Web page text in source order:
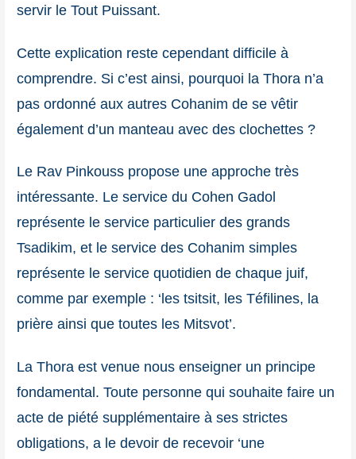
servir le Tout Puissant.
Cette explication reste cependant difficile à
comprendre. Si c’est ainsi, pourquoi la Thora n’a
pas ordonné aux autres Cohanim de se vêtir
également d’un manteau avec des clochettes ?
Le Rav Pinkouss propose une approche très
intéressante. Le service du Cohen Gadol
représente le service particulier des grands
Tsadikim, et le service des Cohanim simples
représente le service quotidien de chaque juif,
comme par exemple : ‘les tsitsit, les Téfilines, la
prière ainsi que toutes les Mitsvot’.
La Thora est venue nous enseigner un principe
fondamental. Toute personne qui souhaite faire un
acte de piété supplémentaire à ses strictes
obligations, a le devoir de recevoir ‘une